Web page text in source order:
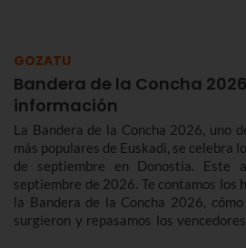
GOZATU
Bandera de la Concha
información
La Bandera de la Concha 2026, uno
más populares de Euskadi, se celebra
de septiembre en Donostia.
septiembre de 2026. Te contamos los
la Bandera de la Concha 2026,
surgieron y repasamos los